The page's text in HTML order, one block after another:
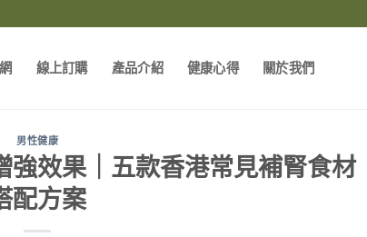
線上訂購 產品介紹 健康心得 關於我們
男性健康
強效果｜五款香港常見補腎食材
配方案